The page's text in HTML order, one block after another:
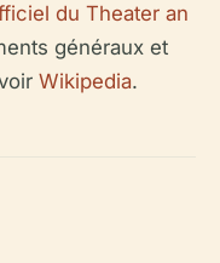
du Theater an
généraux et
Wikipedia.